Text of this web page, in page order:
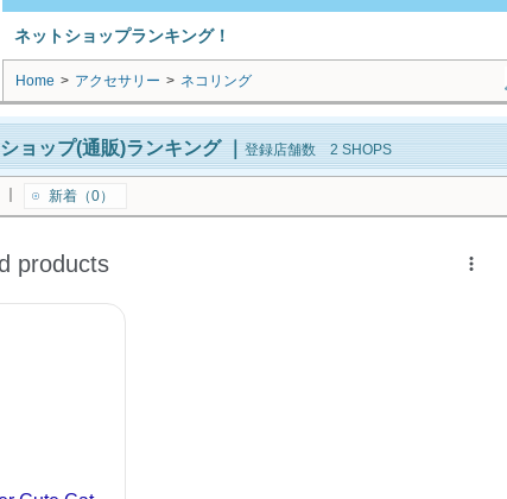
ネットショップランキング！
Home > アクセサリー > ネコリング
ョップ(通販)ランキング｜ 登録店舗数 2 SHOPS
新着（0）